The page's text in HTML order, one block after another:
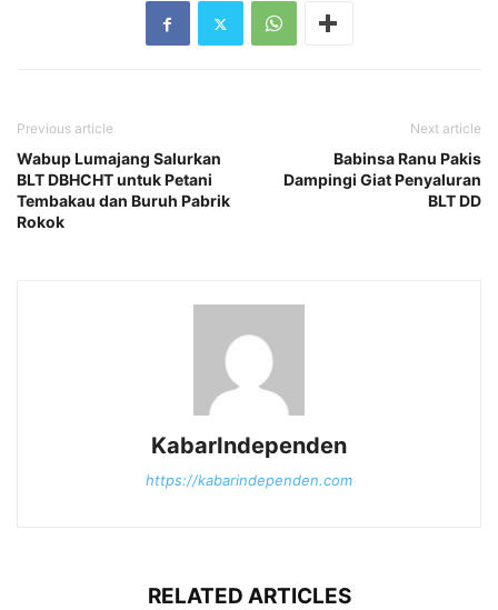
Previous article
Wabup Lumajang Salurkan
BLT DBHCHT untuk Petani
Tembakau dan Buruh Pabrik
Rokok
Next article
Babinsa Ranu Pakis
Dampingi Giat Penyaluran
BLT DD
KabarIndependen
https://kabarindependen.com
RELATED ARTICLES